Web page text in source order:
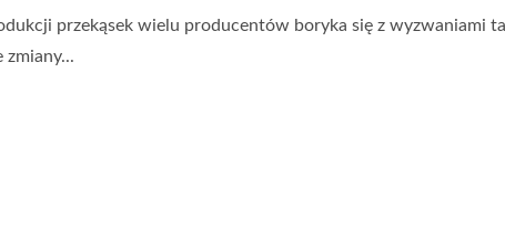
przekąsek wielu producentów boryka się z wyzwaniami
zmiany...